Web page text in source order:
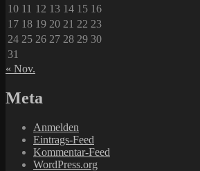
10 11 12 13 14 15 16
17 18 19 20 21 22 23
24 25 26 27 28 29 30
31
« Nov.
Meta
Anmelden
Eintrags-Feed
Kommentar-Feed
WordPress.org